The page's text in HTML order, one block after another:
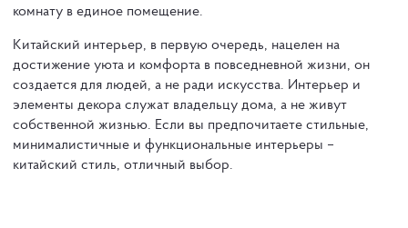
комнату в единое помещение.
Китайский интерьер, в первую очередь, нацелен на
достижение уюта и комфорта в повседневной жизни, он
создается для людей, а не ради искусства. Интерьер и
элементы декора служат владельцу дома, а не живут
собственной жизнью. Если вы предпочитаете стильные,
минималистичные и функциональные интерьеры –
китайский стиль, отличный выбор.